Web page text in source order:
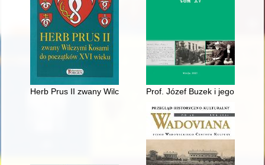
Herb Prus II zwany Wilczymi Kosami do początków XVI wieku
Prof. Józef Buzek i jego